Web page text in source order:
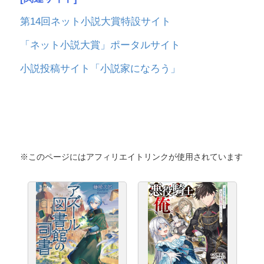
第14回ネット小説大賞特設サイト
「ネット小説大賞」ポータルサイト
小説投稿サイト「小説家になろう」
※このページにはアフィリエイトリンクが使用されています